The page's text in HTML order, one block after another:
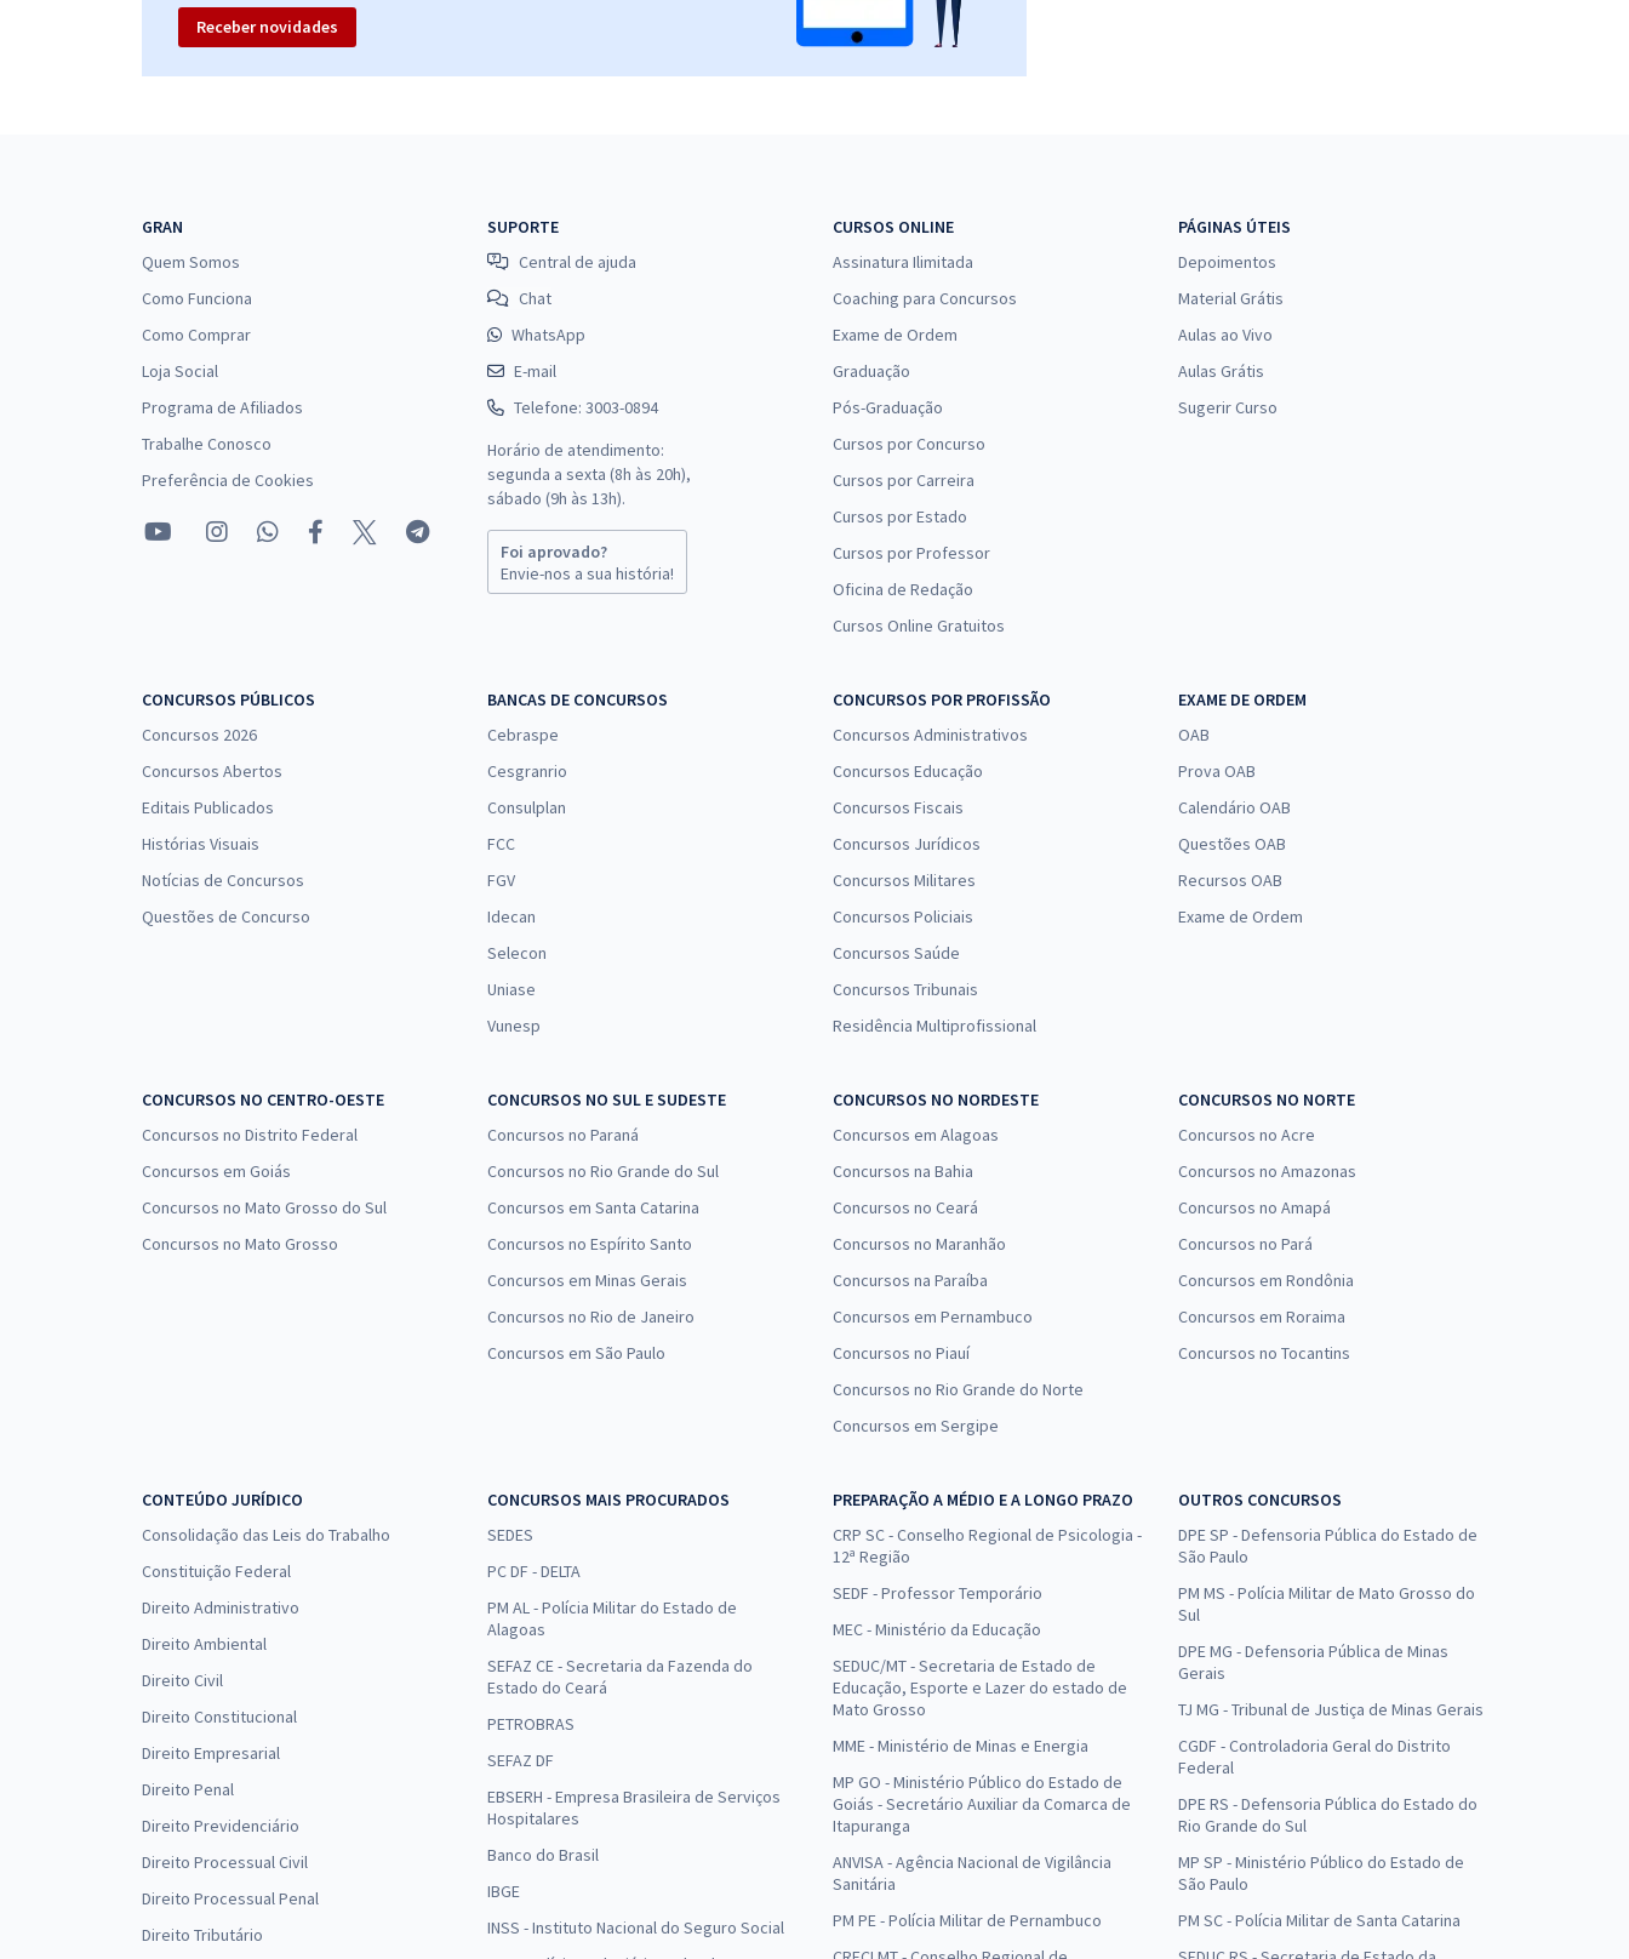
Receber novidades
GRAN
Quem Somos
Como Funciona
Como Comprar
Loja Social
Programa de Afiliados
Trabalhe Conosco
Preferência de Cookies
SUPORTE
Central de ajuda
Chat
WhatsApp
E-mail
Telefone: 3003-0894
Horário de atendimento:
segunda a sexta (8h às 20h),
sábado (9h às 13h).
Foi aprovado?
Envie-nos a sua história!
CURSOS ONLINE
Assinatura Ilimitada
Coaching para Concursos
Exame de Ordem
Graduação
Pós-Graduação
Cursos por Concurso
Cursos por Carreira
Cursos por Estado
Cursos por Professor
Oficina de Redação
Cursos Online Gratuitos
PÁGINAS ÚTEIS
Depoimentos
Material Grátis
Aulas ao Vivo
Aulas Grátis
Sugerir Curso
CONCURSOS PÚBLICOS
Concursos 2026
Concursos Abertos
Editais Publicados
Histórias Visuais
Notícias de Concursos
Questões de Concurso
BANCAS DE CONCURSOS
Cebraspe
Cesgranrio
Consulplan
FCC
FGV
Idecan
Selecon
Uniase
Vunesp
CONCURSOS POR PROFISSÃO
Concursos Administrativos
Concursos Educação
Concursos Fiscais
Concursos Jurídicos
Concursos Militares
Concursos Policiais
Concursos Saúde
Concursos Tribunais
Residência Multiprofissional
EXAME DE ORDEM
OAB
Prova OAB
Calendário OAB
Questões OAB
Recursos OAB
Exame de Ordem
CONCURSOS NO CENTRO-OESTE
Concursos no Distrito Federal
Concursos em Goiás
Concursos no Mato Grosso do Sul
Concursos no Mato Grosso
CONCURSOS NO SUL E SUDESTE
Concursos no Paraná
Concursos no Rio Grande do Sul
Concursos em Santa Catarina
Concursos no Espírito Santo
Concursos em Minas Gerais
Concursos no Rio de Janeiro
Concursos em São Paulo
CONCURSOS NO NORDESTE
Concursos em Alagoas
Concursos na Bahia
Concursos no Ceará
Concursos no Maranhão
Concursos na Paraíba
Concursos em Pernambuco
Concursos no Piauí
Concursos no Rio Grande do Norte
Concursos em Sergipe
CONCURSOS NO NORTE
Concursos no Acre
Concursos no Amazonas
Concursos no Amapá
Concursos no Pará
Concursos em Rondônia
Concursos em Roraima
Concursos no Tocantins
CONTEÚDO JURÍDICO
Consolidação das Leis do Trabalho
Constituição Federal
Direito Administrativo
Direito Ambiental
Direito Civil
Direito Constitucional
Direito Empresarial
Direito Penal
Direito Previdenciário
Direito Processual Civil
Direito Processual Penal
Direito Tributário
CONCURSOS MAIS PROCURADOS
SEDES
PC DF - DELTA
PM AL - Polícia Militar do Estado de
Alagoas
SEFAZ CE - Secretaria da Fazenda do
Estado do Ceará
PETROBRAS
SEFAZ DF
EBSERH - Empresa Brasileira de Serviços
Hospitalares
Banco do Brasil
IBGE
INSS - Instituto Nacional do Seguro Social
PREPARAÇÃO A MÉDIO E A LONGO PRAZO
CRP SC - Conselho Regional de Psicologia -
12ª Região
SEDF - Professor Temporário
MEC - Ministério da Educação
SEDUC/MT - Secretaria de Estado de
Educação, Esporte e Lazer do estado de
Mato Grosso
MME - Ministério de Minas e Energia
MP GO - Ministério Público do Estado de
Goiás - Secretário Auxiliar da Comarca de
Itapuranga
ANVISA - Agência Nacional de Vigilância
Sanitária
PM PE - Polícia Militar de Pernambuco
OUTROS CONCURSOS
DPE SP - Defensoria Pública do Estado de
São Paulo
PM MS - Polícia Militar de Mato Grosso do
Sul
DPE MG - Defensoria Pública de Minas
Gerais
TJ MG - Tribunal de Justiça de Minas Gerais
CGDF - Controladoria Geral do Distrito
Federal
DPE RS - Defensoria Pública do Estado do
Rio Grande do Sul
MP SP - Ministério Público do Estado de
São Paulo
PM SC - Polícia Militar de Santa Catarina